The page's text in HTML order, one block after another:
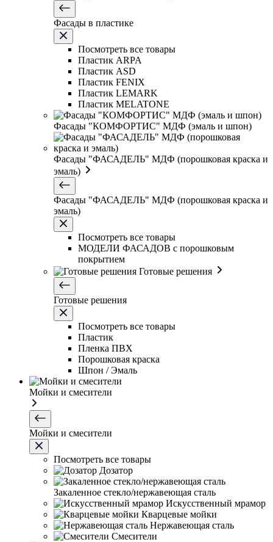
Фасады в пластике
Посмотреть все товары
Пластик ARPA
Пластик ASD
Пластик FENIX
Пластик LEMARK
Пластик MELATONE
Фасады "КОМФОРТИС" МДФ (эмаль и шпон)
Фасады "ФАСАДЕЛЬ" МДФ (порошковая краска и
эмаль)
Фасады "ФАСАДЕЛЬ" МДФ (порошковая краска и
эмаль)
Посмотреть все товары
МОДЕЛИ ФАСАДОВ с порошковым
покрытием
Готовые решения
Готовые решения
Посмотреть все товары
Пластик
Пленка ПВХ
Порошковая краска
Шпон / Эмаль
Мойки и смесители
Мойки и смесители
Посмотреть все товары
Дозатор
Закаленное стекло/нержавеющая сталь
Искусственный мрамор
Кварцевые мойки
Нержавеющая сталь
Смесители